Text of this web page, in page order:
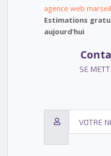
agence web
Estimations
aujourd’hui
SE